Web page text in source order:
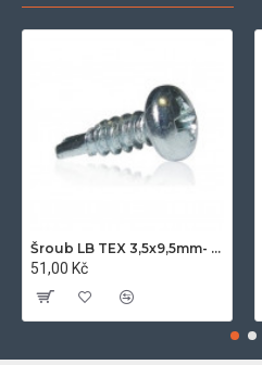
Šroub LB TEX 3,5x9,5mm- 100ks/bal.-zinek
51,00 Kč